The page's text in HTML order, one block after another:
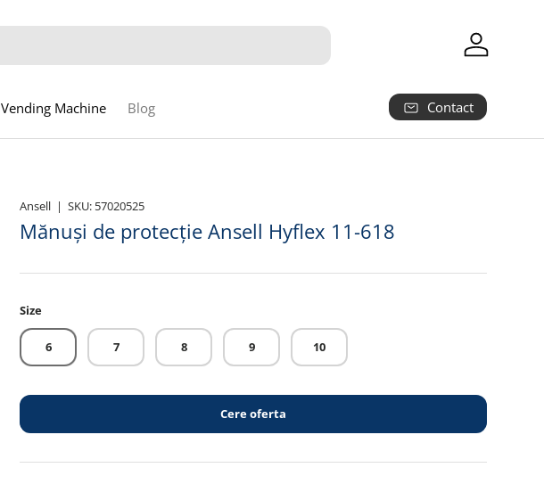
Vending Machine Blog Contact
Ansell |SKU: 57020525
Mănuși de protecție Ansell Hyflex 11-618
Size
6 7 8 9 10
Cere oferta